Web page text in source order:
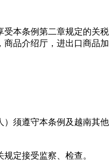
本条例第二章规定的关税
品介绍厅，进出口商品
须遵守本条例及越南其他
定接受监察、检查。